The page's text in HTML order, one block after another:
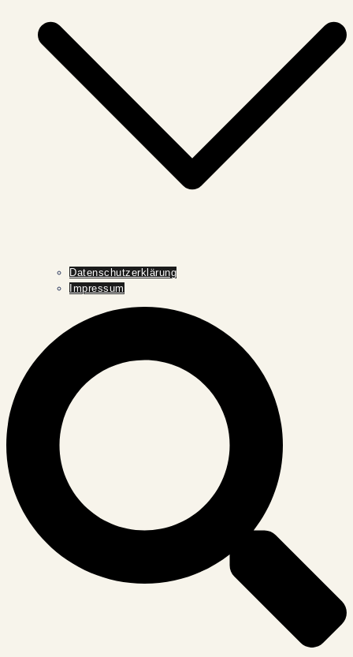
Datenschutzerklärung
Impressum